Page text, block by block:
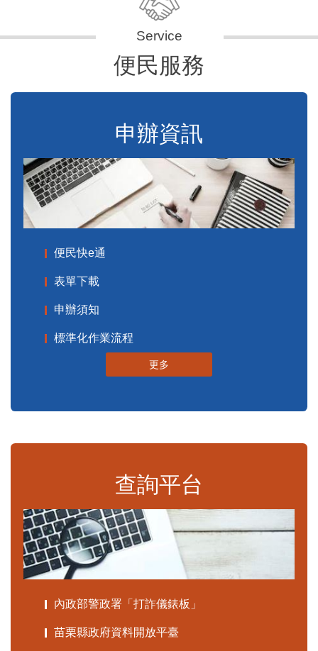
便民服務
申辦資訊
便民快e通
表單下載
申辦須知
標準化作業流程
更多
查詢平台
內政部警政署「打詐儀錶板」
苗栗縣政府資料開放平臺